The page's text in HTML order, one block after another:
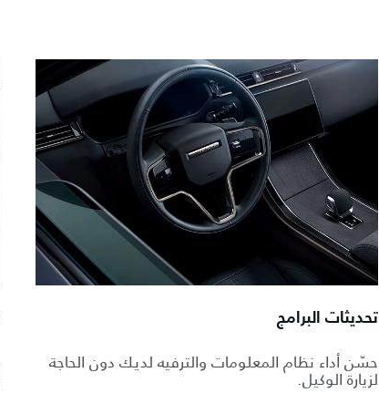
تحديثات البرامج
حسّن أداء نظام المعلومات والترفيه لديك دون الحاجة
لزيارة الوكيل.